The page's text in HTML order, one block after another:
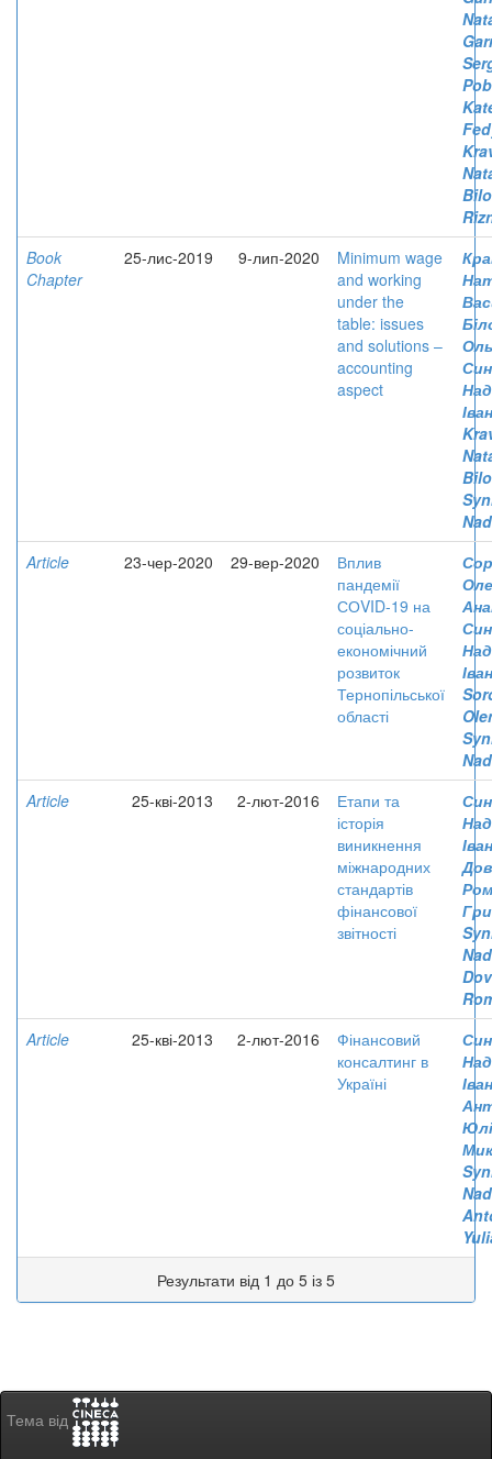
Book
Chapter
25-лис-2019 9-лип-2020
Minimum wage
and working
under the
table: issues
and solutions –
accounting
aspect
Article
23-чер-2020 29-вер-2020
Вплив
пандемії
СОVID-19 на
соціально-
економічний
розвиток
Тернопільської
області
Article
25-кві-2013 2-лют-2016
Етапи та
історія
виникнення
міжнародних
стандартів
фінансової
звітності
Article
25-кві-2013 2-лют-2016
Фінансовий
консалтинг в
Україні
Результати від 1 до 5 із 5
Тема від